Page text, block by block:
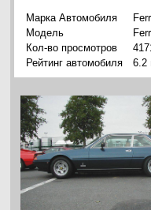
Марка Автомобиля
Модель
Кол-во просмотров
Рейтинг автомобиля
6.2